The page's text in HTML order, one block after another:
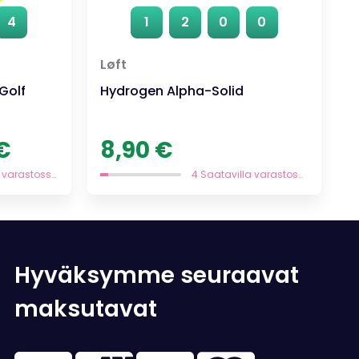
4
on:
1 Saatavilla varastossa
1 2 0 0
Løft
Hydrogen Alpha-Solid
8,90 €
4 Saatavilla varastossa
Hyväksymme seuraavat
maksutavat